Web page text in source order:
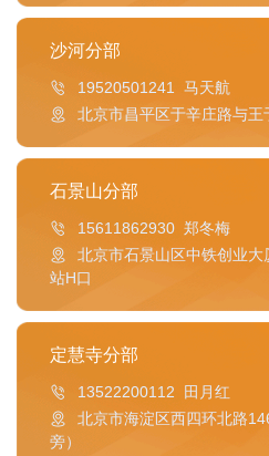
沙河分部
19520501241 马天航
北京市昌平区于辛庄路与
石景山分部
15611862930 郑冬梅
北京市石景山区中铁创业
站H口
定慧寺分部
13522200112 田月红
北京市海淀区西四环北路
旁）